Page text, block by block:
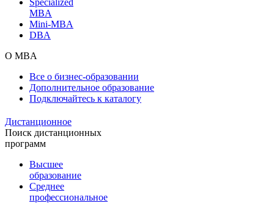
MBA
Mini-MBA
DBA
О MBA
Все о бизнес-образовании
Дополнительное образование
Подключайтесь к каталогу
Дистанционное
Поиск дистанционных
программ
Высшее
образование
Среднее
профессиональное